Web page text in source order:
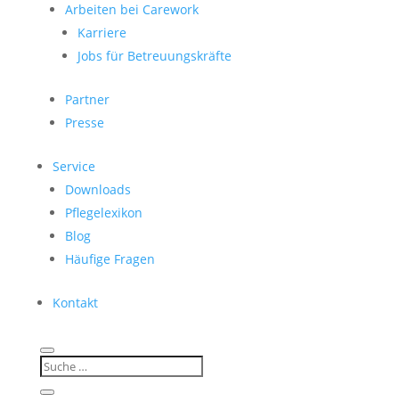
Arbeiten bei Carework
Karriere
Jobs für Betreuungskräfte
Partner
Presse
Service
Downloads
Pflegelexikon
Blog
Häufige Fragen
Kontakt